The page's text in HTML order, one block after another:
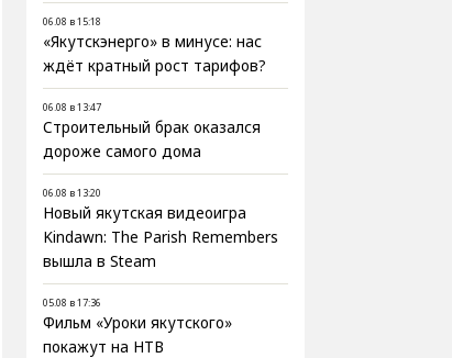
06.08 в 15:18
«Якутскэнерго» в минусе: нас
ждёт кратный рост тарифов?
06.08 в 13:47
Строительный брак оказался
дороже самого дома
06.08 в 13:20
Новый якутская видеоигра
Kindawn: The Parish Remembers
вышла в Steam
05.08 в 17:36
Фильм «Уроки якутского»
покажут на НТВ